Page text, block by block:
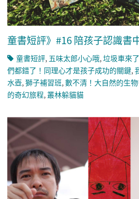
童書短評》#16 陪孩子認識書
童書短評,五味太郎小心哦,垃圾車來了
們都錯了！同理心才是孩子成功的關鍵,
水壺,獅子補習班,數不清！大自然的生
的奇幻旅程,叢林躲貓貓